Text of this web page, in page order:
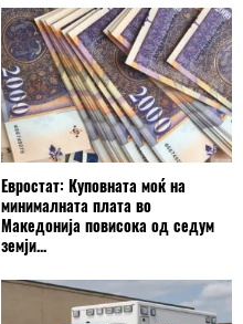
Евростат: Куповната моќ на
минималната плата во
Македонија повисока од седум
земји...